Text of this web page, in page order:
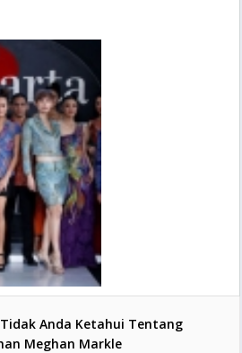
Anda Ketahui Tentang
Meghan Markle